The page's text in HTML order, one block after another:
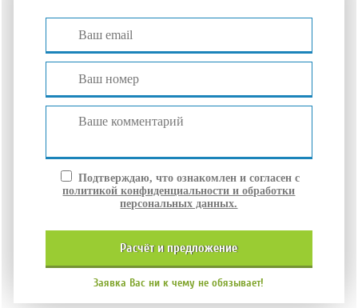
Подтверждаю, что ознакомлен и согласен с
политикой конфиденциальности и обработки
персональных данных.
расчёт и предложение
Заявка Вас ни к чему не обязывает!